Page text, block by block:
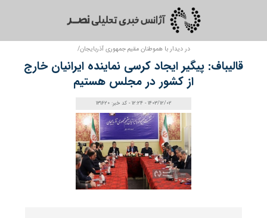
در دیدار با هموطنان مقیم جمهوری آذربایجان/
قالیباف: پیگیر ایجاد کرسی نماینده ایرانیان خارج
از کشور در مجلس هستیم
1403/12/02 - 12:24 - کد خبر: 131620